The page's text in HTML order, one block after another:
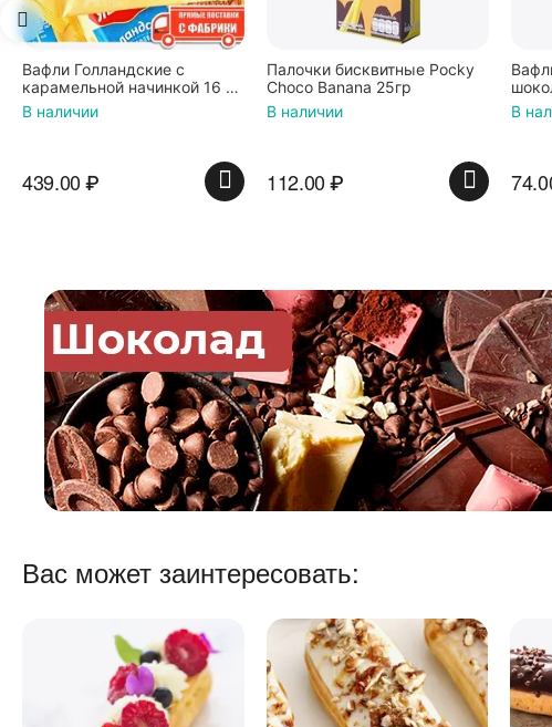
Палочки бисквитные Pocky
Choco Banana 25гр
В наличии
112.00₽
Вафли Коровка, c
шоколадной начинкой, 150 г
В наличии
74.00₽
В
Вас может заинтересовать: